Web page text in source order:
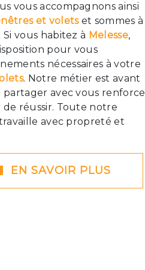
vous accompagnons ainsi
et voletset sommes à
Si vous habitez à Melesse,
pour vous
nécessaires à votre
. Notre métier est avant
avec vous renforce
réussir. Toute notre
avec propreté et
EN SAVOIR PLUS